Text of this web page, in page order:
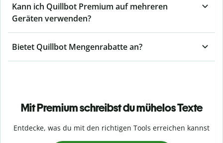
Kann ich Quillbot Premium auf mehreren
Geräten verwenden?
Bietet Quillbot Mengenrabatte an?
Mit Premium schreibst du mühelos Texte
Entdecke, was du mit den richtigen Tools erreichen kannst